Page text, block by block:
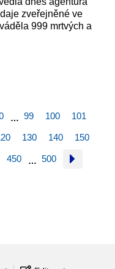
zveřejněné ve
999 mrtvých a
… 99 100 101
130 140 150
450 … 500